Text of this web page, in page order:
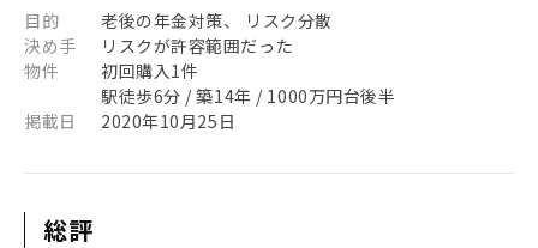
目的
老後の年金対策、 リスク分散
決め手
リスクが許容範囲だった
物件
初回購入1件
駅徒歩6分 / 築14年 / 1000万円台後半
掲載日
2020年10月25日
総評